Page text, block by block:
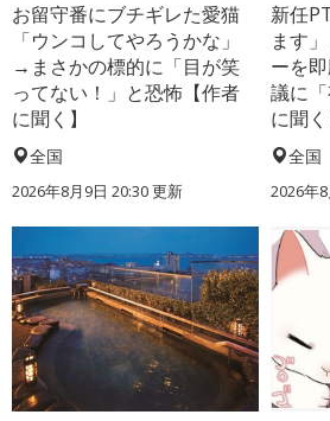
お留守番にブチギレた愛猫
「ウンコしてやろうかな」
→まさかの標的に「目が笑
ってない！」と恐怖【作者
に聞く】
全国
2026年8月9日 20:30更新
新任
ます
ーを
議に
に聞く
全国
2026年